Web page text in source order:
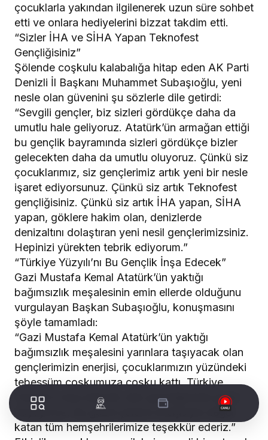
çocuklarla yakından ilgilenerek uzun süre sohbet
etti ve onlara hediyelerini bizzat takdim etti.
“Sizler İHA ve SİHA Yapan Teknofest
Gençliğisiniz”
Şölende coşkulu kalabalığa hitap eden AK Parti
Denizli İl Başkanı Muhammet Subaşıoğlu, yeni
nesle olan güvenini şu sözlerle dile getirdi:
“Sevgili gençler, biz sizleri gördükçe daha da
umutlu hale geliyoruz. Atatürk’ün armağan ettiği
bu gençlik bayramında sizleri gördükçe bizler
gelecekten daha da umutlu oluyoruz. Çünkü siz
çocuklarımız, siz gençlerimiz artık yeni bir nesle
işaret ediyorsunuz. Çünkü siz artık Teknofest
gençliğisiniz. Çünkü siz artık İHA yapan, SİHA
yapan, göklere hakim olan, denizlerde
denizaltını dolaştıran yeni nesil gençlerimizsiniz.
Hepinizi yürekten tebrik ediyorum.”
“Türkiye Yüzyılı’nı Bu Gençlik İnşa Edecek”
Gazi Mustafa Kemal Atatürk’ün yaktığı
bağımsızlık meşalesinin emin ellerde olduğunu
vurgulayan Başkan Subaşıoğlu, konuşmasını
şöyle tamamladı:
“Gazi Mustafa Kemal Atatürk’ün yaktığı
bağımsızlık meşalesini yarınlara taşıyacak olan
gençlerimizin enerjisi, çocuklarımızın yüzündeki
tebessüm coşkumuza coşku kattı. Türkiye
Yüzyılı’nı inşa edecek olan gençliğimizle gurur
duyuyoruz. Bu güzel şölene enerjisiyle değer
katan tüm hemşehrilerimize teşekkür ederiz.”